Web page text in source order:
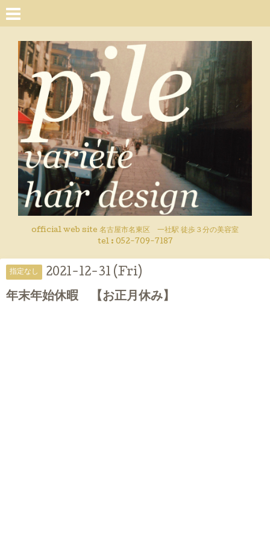
official web site 名古屋市名東区 一社駅 徒歩３分の美容室
tel : 052-709-7187
指定なし 2021-12-31 (Fri)
年末年始休暇 【お正月休み】